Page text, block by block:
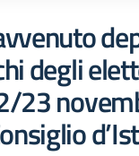
degli
23